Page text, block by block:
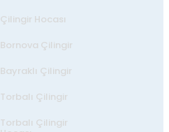
Çilingir Hocası
Bornova Çilingir
Bayraklı Çilingir
Torbalı Çilingir
Torbalı Çilingir